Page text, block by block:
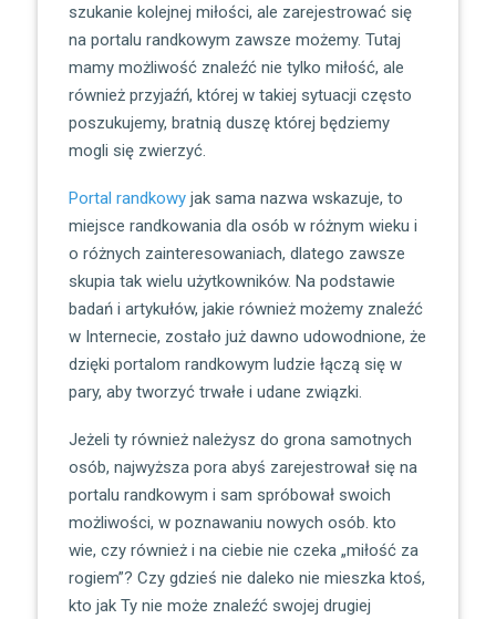
szukanie kolejnej miłości, ale zarejestrować się
na portalu randkowym zawsze możemy. Tutaj
mamy możliwość znaleźć nie tylko miłość, ale
również przyjaźń, której w takiej sytuacji często
poszukujemy, bratnią duszę której będziemy
mogli się zwierzyć.
Portal randkowyjak sama nazwa wskazuje, to
miejsce randkowania dla osób w różnym wieku i
o różnych zainteresowaniach, dlatego zawsze
skupia tak wielu użytkowników. Na podstawie
badań i artykułów, jakie również możemy znaleźć
w Internecie, zostało już dawno udowodnione, że
dzięki portalom randkowym ludzie łączą się w
pary, aby tworzyć trwałe i udane związki.
Jeżeli ty również należysz do grona samotnych
osób, najwyższa pora abyś zarejestrował się na
portalu randkowym i sam spróbował swoich
możliwości, w poznawaniu nowych osób. kto
wie, czy również i na ciebie nie czeka „miłość za
rogiem”? Czy gdzieś nie daleko nie mieszka ktoś,
kto jak Ty nie może znaleźć swojej drugiej